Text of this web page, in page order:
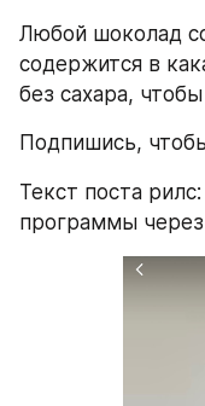
Любой шоколад
содержится в
без сахара,
Подпишись,
Текст поста
программы через